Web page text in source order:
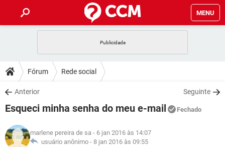
MENU
CELULAR
OUTLOOK
INSTAGRAM GMAIL
GUIA DE COMPRAS
DICAS
JOGOS
INSTAGRAM GMAIL
DOWNLOADS
JOGOS WHATSAPP
CELULAR
OUTLOOK EXCEL
FÓRUM
JOGOS WHATSAPP
GLOSSÁRIO
Fórum Rede social
Anterior Seguinte
Esqueci minha senha do meu e-mail Fechado
marlene pereira de sa - 6 jan 2016 às 14:07
usuário anônimo - 8 jan 2016 às 09:55